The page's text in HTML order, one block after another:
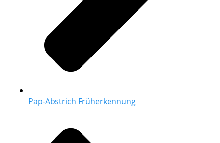
Pap-Abstrich Früherkennung